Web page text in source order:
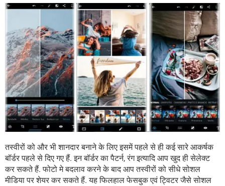
तस्वीरों को और भी शानदार बनाने के लिए इसमें पहले से ही कई सारे आकर्षक
बॉर्डर पहले से दिए गए हैं. इन बॉर्डर का पैटर्न, रंग इत्यादि आप खुद ही सेलेक्ट
कर सकते हैं. फोटो मे बदलाव करने के बाद आप तस्वीरों को सीधे सोशल
मीडिया पर शेयर कर सकते हैं. यह फिलहाल फेसबुक एवं ट्विटर जैसे सोशल